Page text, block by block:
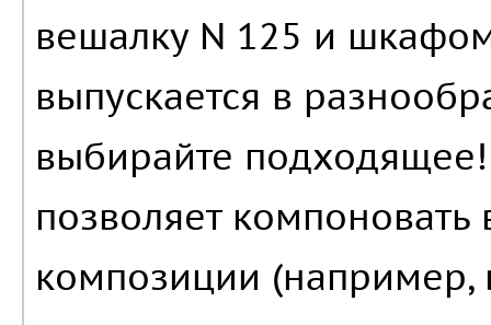
вешалку N 125 и
выпускается в
выбирайте
позволяет
композиции (например,